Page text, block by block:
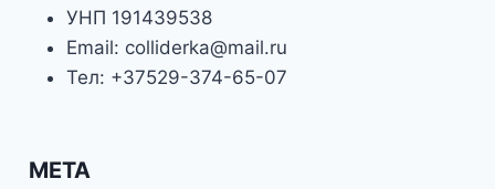
УНП 191439538
Email: colliderka@mail.ru
Тел: +37529-374-65-07
МЕТА